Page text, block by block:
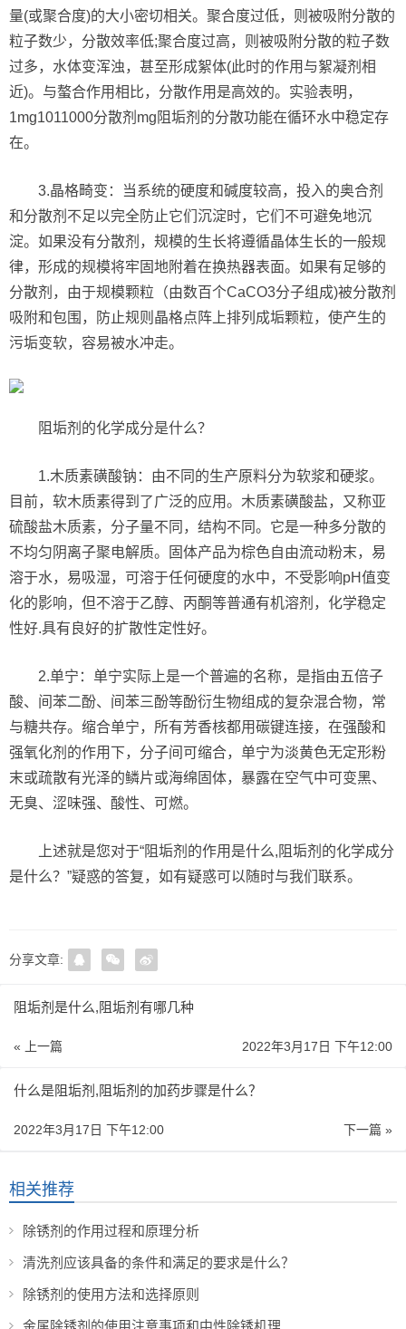
量(或聚合度)的大小密切相关。聚合度过低，则被吸附分散的
粒子数少，分散效率低;聚合度过高，则被吸附分散的粒子数
过多，水体变浑浊，甚至形成絮体(此时的作用与絮凝剂相
近)。与螯合作用相比，分散作用是高效的。实验表明，
1mg1011000分散剂mg阻垢剂的分散功能在循环水中稳定存
在。
3.晶格畸变：当系统的硬度和碱度较高，投入的奥合剂
和分散剂不足以完全防止它们沉淀时，它们不可避免地沉
淀。如果没有分散剂，规模的生长将遵循晶体生长的一般规
律，形成的规模将牢固地附着在换热器表面。如果有足够的
分散剂，由于规模颗粒（由数百个CaCO3分子组成)被分散剂
吸附和包围，防止规则晶格点阵上排列成垢颗粒，使产生的
污垢变软，容易被水冲走。
阻垢剂的化学成分是什么？
1.木质素磺酸钠：由不同的生产原料分为软浆和硬浆。
目前，软木质素得到了广泛的应用。木质素磺酸盐，又称亚
硫酸盐木质素，分子量不同，结构不同。它是一种多分散的
不均匀阴离子聚电解质。固体产品为棕色自由流动粉末，易
溶于水，易吸湿，可溶于任何硬度的水中，不受影响pH值变
化的影响，但不溶于乙醇、丙酮等普通有机溶剂，化学稳定
性好.具有良好的扩散性定性好。
2.单宁：单宁实际上是一个普遍的名称，是指由五倍子
酸、间苯二酚、间苯三酚等酚衍生物组成的复杂混合物，常
与糖共存。 缩合单宁，所有芳香核都用碳键连接，在强酸和
强氧化剂的作用下，分子间可缩合，单宁为淡黄色无定形粉
末或疏散有光泽的鳞片或海绵固体，暴露在空气中可变黑、
无臭、涩味强、酸性、可燃。
上述就是您对于“阻垢剂的作用是什么,阻垢剂的化学成分
是什么？”疑惑的答复，如有疑惑可以随时与我们联系。
分享文章:
阻垢剂是什么,阻垢剂有哪几种
« 上一篇 2022年3月17日 下午12:00
什么是阻垢剂,阻垢剂的加药步骤是什么？
下一篇 »
2022年3月17日 下午12:00
相关推荐
除锈剂的作用过程和原理分析
清洗剂应该具备的条件和满足的要求是什么？
除锈剂的使用方法和选择原则